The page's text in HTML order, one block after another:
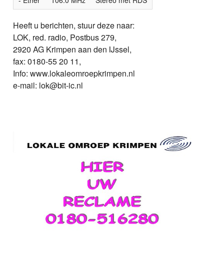
Heeft u berichten, stuur deze naar:
LOK, red. radio, Postbus 279,
2920 AG Krimpen aan den IJssel,
fax: 0180-55 20 11,
Info: www.lokaleomroepkrimpen.nl
e-mail: lok@bit-ic.nl